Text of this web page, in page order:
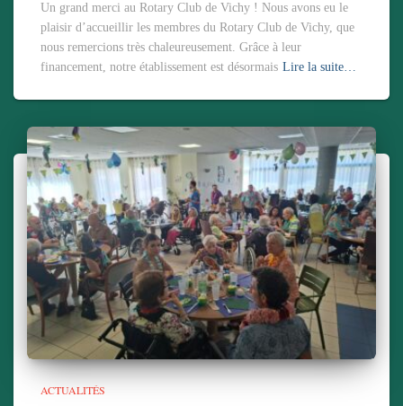
Un grand merci au Rotary Club de Vichy ! Nous avons eu le
plaisir d’accueillir les membres du Rotary Club de Vichy, que
nous remercions très chaleureusement. Grâce à leur
financement, notre établissement est désormais Lire la suite…
ACTUALITÉS